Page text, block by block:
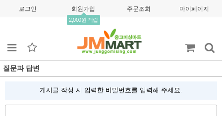
로그인 회원가입
2,000원 적립
주문조회 마이페이지
질문과 답변
게시글 작성 시 입력한 비밀번호를 입력해 주세요.